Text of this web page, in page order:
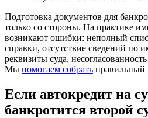
Подготовка документов для
только со стороны. На практике
возникают ошибки: неполный
справки, отсутствие сведений по
реквизиты суда,
Мы помогаем собрать правильный
Если автокредит на
банкротится второй